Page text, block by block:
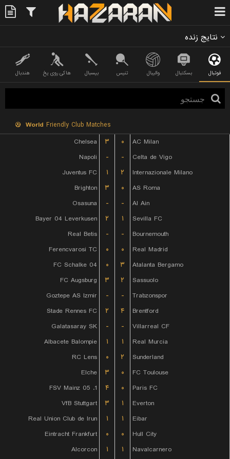
نتایج زنده
فوتبال بسکتبال والیبال تنیس بیسبال هاکی روی یخ هندبال
World Friendly Club Matches
Chelsea
۳ ۰
AC Milan
Napoli
- -
Celta de Vigo
Juventus FC
۱ ۲
Internazionale Milano
Brighton
۳ ۰
AS Roma
Osasuna
- -
Al Ain
Bayer 04 Leverkusen
۲ ۱
Sevilla FC
Real Betis
- -
Bournemouth
Ferencvarosi TC
۰ ۰
Real Madrid
FC Schalke 04
۰ ۳
Atalanta Bergamo
FC Augsburg
۳ ۲
Sassuolo
Goztepe AS Izmir
- -
Trabzonspor
Stade Rennes FC
۲ ۴
Brentford
Galatasaray SK
- -
Villarreal CF
Albacete Balompie
۱ ۱
Real Murcia
RC Lens
۰ ۲
Sunderland
Elche
۳ ۰
FC Toulouse
1. FSV Mainz 05
۴ ۰
Paris FC
VfB Stuttgart
۳ ۱
Everton
Real Union Club de Irun
۱ ۱
Eibar
Eintracht Frankfurt
۰ ۰
Hull City
Alcorcon
۱ ۱
Navalcarnero